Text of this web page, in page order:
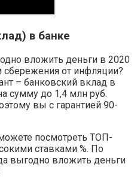
в банке
вложить деньги в 2020
сбережения от инфляции?
– банковский вклад в
сумму до 1,4 млн руб.
вы с гарантией 90-
посмотреть ТОП-
ставками %. По
выгодно вложить деньги